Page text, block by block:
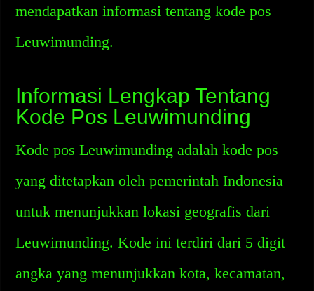
mendapatkan informasi tentang kode pos
Leuwimunding.
Informasi Lengkap Tentang
Kode Pos Leuwimunding
Kode pos Leuwimunding adalah kode pos
yang ditetapkan oleh pemerintah Indonesia
untuk menunjukkan lokasi geografis dari
Leuwimunding. Kode ini terdiri dari 5 digit
angka yang menunjukkan kota, kecamatan,